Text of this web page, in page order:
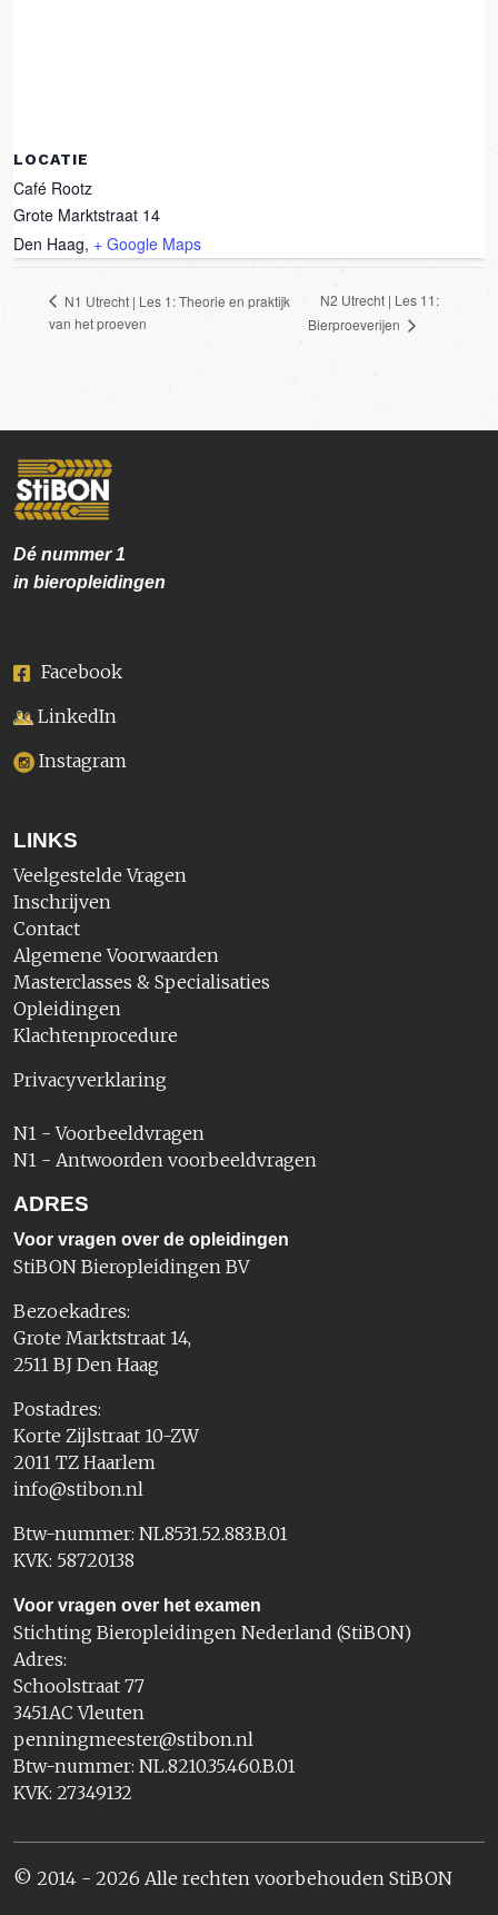
LOCATIE
Café Rootz
Grote Marktstraat 14
Den Haag, + Google Maps
N1 Utrecht | Les 1: Theorie en praktijk
van het proeven
N2 Utrecht | Les 11:
Bierproeverijen
Dé nummer1
in bieropleidingen
Facebook
LinkedIn
Instagram
LINKS
Veelgestelde Vragen
Inschrijven
Contact
Algemene Voorwaarden
Masterclasses & Specialisaties
Opleidingen
Klachtenprocedure
Privacyverklaring
N1 - Voorbeeldvragen
N1 - Antwoorden voorbeeldvragen
ADRES
Voor vragen over de opleidingen
StiBON Bieropleidingen BV
Bezoekadres:
Grote Marktstraat 14,
2511 BJ Den Haag
Postadres:
Korte Zijlstraat 10-ZW
2011 TZ Haarlem
info@stibon.nl
Btw-nummer: NL8531.52.883.B.01
KVK: 58720138
Voor vragen over het examen
Stichting Bieropleidingen Nederland (StiBON)
Adres:
Schoolstraat 77
3451AC Vleuten
penningmeester@stibon.nl
Btw-nummer: NL.8210.35.460.B.01
KVK: 27349132
© 2014 - 2026 Alle rechten voorbehouden StiBON